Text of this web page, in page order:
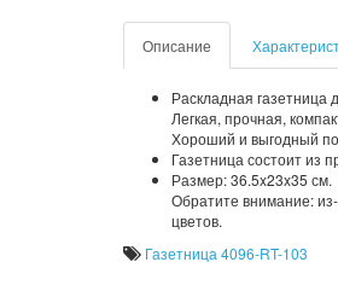
Описание
Раскладная
Легкая, прочная,
Хороший и выгодный
Газетница состоит из
Размер: 36.5x23x35 см.
Обратите внимание:
цветов.
Газетница 4096-RT-103